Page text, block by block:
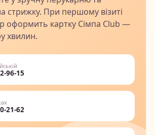
стрижку. При першому візиті
оформить картку Сімпа Club —
хвилин.
96-15
21-62